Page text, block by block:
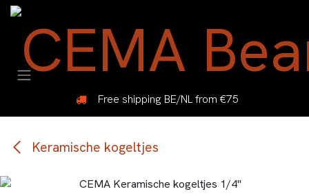
Overslaan naar inhoud
Free shipping BE/NL from €75
Keramische kogeltjes